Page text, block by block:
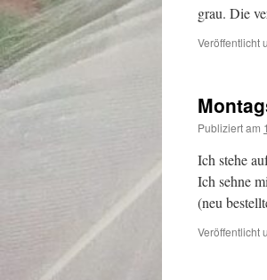
grau. Die
Veröffentlicht
Publiziert am
Ich stehe
Ich sehne
(neu
Veröffentlicht